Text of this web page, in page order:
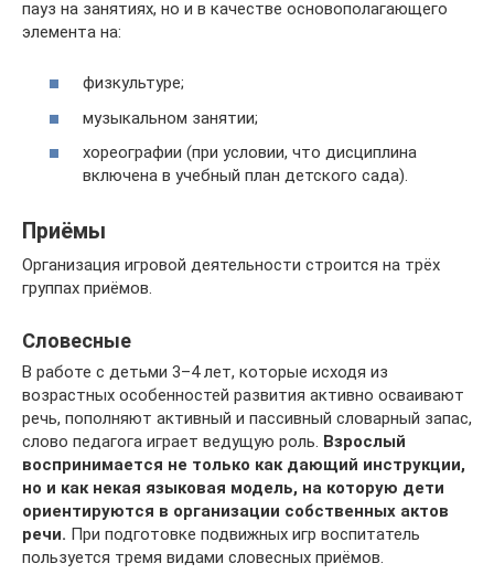
пауз на занятиях, но и в качестве основополагающего
элемента на:
физкультуре;
музыкальном занятии;
хореографии (при условии, что дисциплина
включена в учебный план детского сада).
Приёмы
Организация игровой деятельности строится на трёх
группах приёмов.
Словесные
В работе с детьми 3–4 лет, которые исходя из
возрастных особенностей развития активно осваивают
речь, пополняют активный и пассивный словарный запас,
слово педагога играет ведущую роль. Взрослый
воспринимается не только как дающий инструкции,
но и как некая языковая модель, на которую дети
ориентируются в организации собственных актов
речи. При подготовке подвижных игр воспитатель
пользуется тремя видами словесных приёмов.